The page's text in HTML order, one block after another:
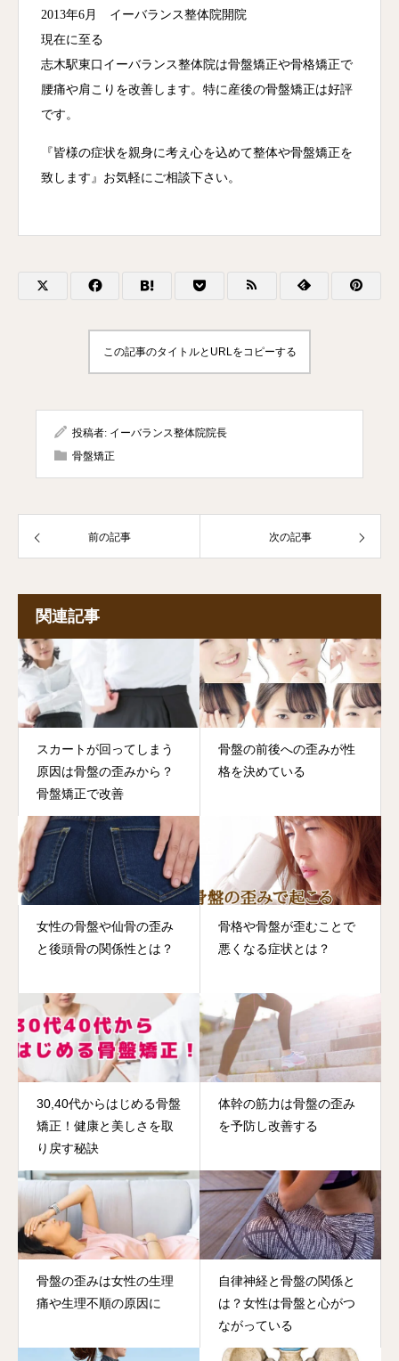
2013年6月 イーバランス整体院開院
現在に至る
志木駅東口イーバランス整体院は骨盤矯正や骨格矯正で
腰痛や肩こりを改善します。特に産後の骨盤矯正は好評
です。
『皆様の症状を親身に考え心を込めて整体や骨盤矯正を
致します』お気軽にご相談下さい。
この記事のタイトルとURLをコピーする
投稿者: イーバランス整体院院長
骨盤矯正
前の記事 次の記事
関連記事
スカートが回ってしまう
原因は骨盤の歪みから？
骨盤矯正で改善
骨盤の前後への歪みが性
格を決めている
女性の骨盤や仙骨の歪み
と後頭骨の関係性とは？
骨格や骨盤が歪むことで
悪くなる症状とは？
30,40代からはじめる骨盤
矯正！健康と美しさを取
り戻す秘訣
体幹の筋力は骨盤の歪み
を予防し改善する
骨盤の歪みは女性の生理
痛や生理不順の原因に
自律神経と骨盤の関係と
は？女性は骨盤と心がつ
ながっている